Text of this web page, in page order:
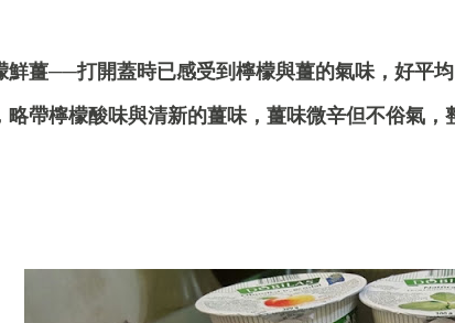
鮮薑──打開蓋時已感受到檸檬與薑的氣味，好平
略帶檸檬酸味與清新的薑味，薑味微辛但不俗氣